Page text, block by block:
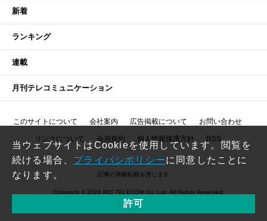
新着
ランキング
連載
月刊テレコミュニケーション
このサイトについて 会社案内 広告掲載について お問い合わせ
リンクについて 会員規約 個人情報保護方針 RSS
記事の無断転載を禁じます
Copyright © 2026 RIC TELECOM Co.,Ltd. All Rights Reserved.
当ウェブサイトはCookieを使用しています。閲覧を
続ける場合、 プライバシポリシーに同意したことに
なります。
許可